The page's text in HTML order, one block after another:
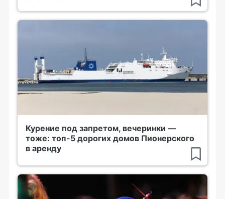
Курение под запретом, вечеринки —
тоже: топ-5 дорогих домов Пионерского
в аренду